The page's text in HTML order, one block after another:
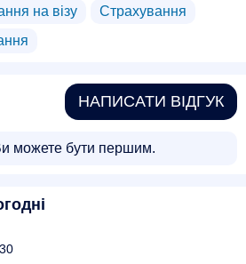
на візу
Страхування
НАПИСАТИ ВІДГУК
можете бути першим.